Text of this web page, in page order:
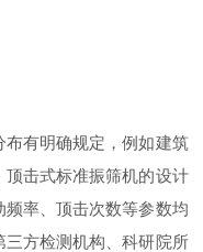
有明确规定，例如建筑
顶击式标准振筛机的设计
率、顶击次数等参数均
方检测机构、科研院所